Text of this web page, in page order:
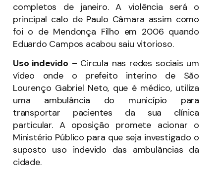
completos de janeiro. A violência será o
principal calo de Paulo Câmara assim como
foi o de Mendonça Filho em 2006 quando
Eduardo Campos acabou saiu vitorioso.
Uso indevido – Circula nas redes sociais um
vídeo onde o prefeito interino de São
Lourenço Gabriel Neto, que é médico, utiliza
uma ambulância do município para
transportar pacientes da sua clínica
particular. A oposição promete acionar o
Ministério Público para que seja investigado o
suposto uso indevido das ambulâncias da
cidade.